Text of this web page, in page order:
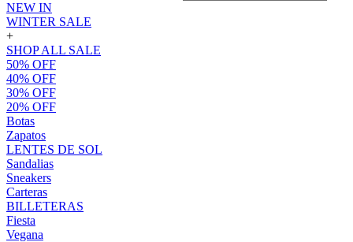
NEW IN
WINTER SALE
+
SHOP ALL SALE
50% OFF
40% OFF
30% OFF
20% OFF
Botas
Zapatos
LENTES DE SOL
Sandalias
Sneakers
Carteras
BILLETERAS
Fiesta
Vegana